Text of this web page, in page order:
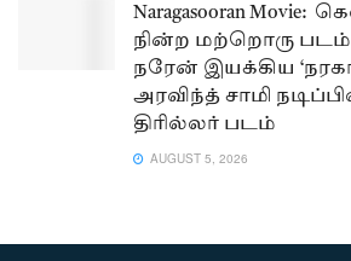
Naragasooran
நின்ற மற்றொரு படம்
நரேன் இயக்கிய
அரவிந்த் சாமி
திரில்லர் படம்
AUGUST 5, 2026